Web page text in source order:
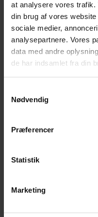
at analysere vores trafik.
din brug af vores
sociale medier,
analysepartnere. Vores
data med andre
de har indsamlet fra din
Nødvendig
Præferencer
Statistik
Marketing